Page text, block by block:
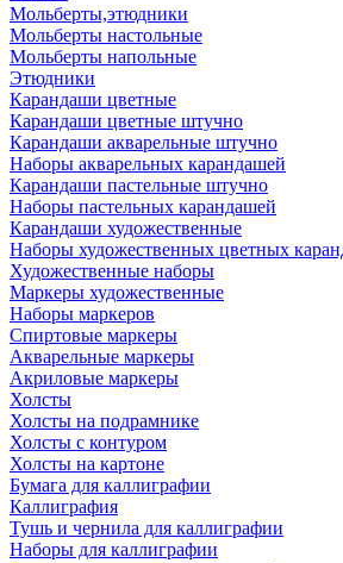
Мольберты,этюдники
Мольберты настольные
Мольберты напольные
Этюдники
Карандаши цветные
Карандаши цветные штучно
Карандаши акварельные штучно
Наборы акварельных карандашей
Карандаши пастельные штучно
Наборы пастельных карандашей
Карандаши художественные
Наборы художественных цветных
Художественные наборы
Маркеры художественные
Наборы маркеров
Спиртовые маркеры
Акварельные маркеры
Акриловые маркеры
Холсты
Холсты на подрамнике
Холсты с контуром
Холсты на картоне
Бумага для каллиграфии
Каллиграфия
Тушь и чернила для каллиграфии
Наборы для каллиграфии